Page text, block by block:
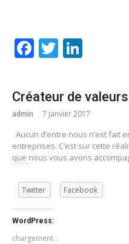
Facebook
Twitter
Créateur de
admin 7 janvier 2017
Aucun d’entre nous n’est fait
entreprises. C’est sur cette
que nous vous avons
Twitter Facebook
WordPress:
chargement…